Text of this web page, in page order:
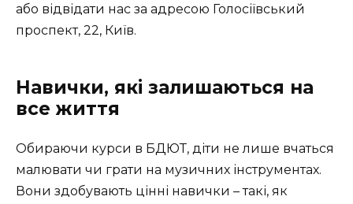
або відвідати нас за адресою Голосіївський
проспект, 22, Київ.
Навички, які залишаються на
все життя
Обираючи курси в БДЮТ, діти не лише вчаться
малювати чи грати на музичних інструментах.
Вони здобувають цінні навички – такі, як